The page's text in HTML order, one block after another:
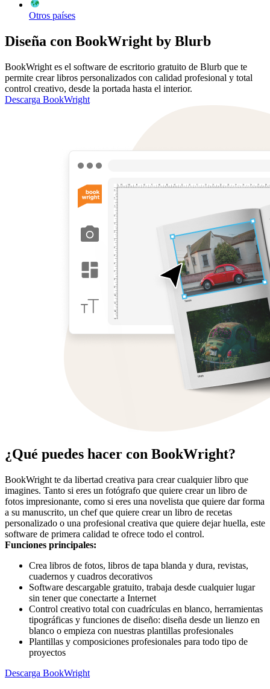
Otros países
Diseña con BookWright by Blurb
BookWright es el software de escritorio gratuito de Blurb que te
permite crear libros personalizados con calidad profesional y total
control creativo, desde la portada hasta el interior.
Descarga BookWright
¿Qué puedes hacer con BookWright?
BookWright te da libertad creativa para crear cualquier libro que
imagines. Tanto si eres un fotógrafo que quiere crear un libro de
fotos impresionante, como si eres una novelista que quiere dar forma
a su manuscrito, un chef que quiere crear un libro de recetas
personalizado o una profesional creativa que quiere dejar huella, este
software de primera calidad te ofrece todo el control.
Funciones principales:
Crea libros de fotos, libros de tapa blanda y dura, revistas,
cuadernos y cuadros decorativos
Software descargable gratuito, trabaja desde cualquier lugar
sin tener que conectarte a Internet
Control creativo total con cuadrículas en blanco, herramientas
tipográficas y funciones de diseño: diseña desde un lienzo en
blanco o empieza con nuestras plantillas profesionales
Plantillas y composiciones profesionales para todo tipo de
proyectos
Descarga BookWright